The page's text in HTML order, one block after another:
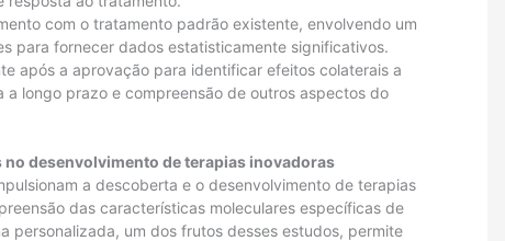
com o tratamento padrão existente, envolvendo um
para fornecer dados estatisticamente significativos.
após a aprovação para identificar efeitos colaterais a
a longo prazo e compreensão de outros aspectos do
desenvolvimento de terapias inovadoras
a descoberta e o desenvolvimento de terapias
das características moleculares específicas de
personalizada, um dos frutos desses estudos, permite